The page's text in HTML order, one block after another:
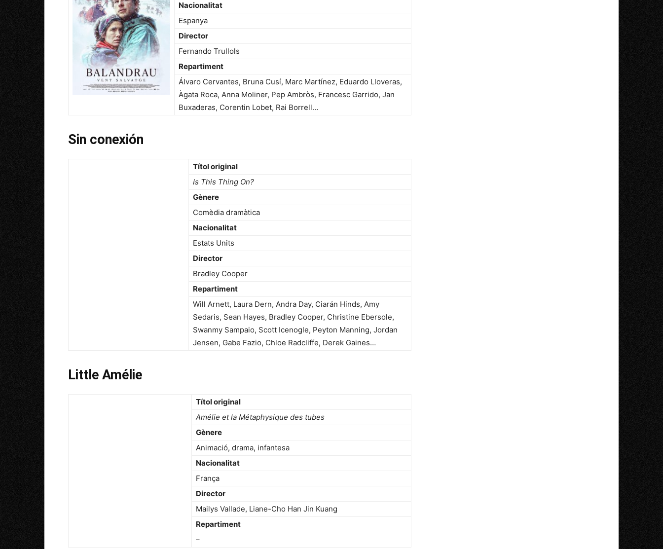
Nacionalitat
Espanya
Director
Fernando Trullols
Repartiment
Álvaro Cervantes, Bruna Cusí, Marc Martínez, Eduardo Lloveras,
Àgata Roca, Anna Moliner, Pep Ambròs, Francesc Garrido, Jan
Buxaderas, Corentin Lobet, Rai Borrell…
Sin conexión
Títol original
Is This Thing On?
Gènere
Comèdia dramàtica
Nacionalitat
Estats Units
Director
Bradley Cooper
Repartiment
Will Arnett, Laura Dern, Andra Day, Ciarán Hinds, Amy
Sedaris, Sean Hayes, Bradley Cooper, Christine Ebersole,
Swanmy Sampaio, Scott Icenogle, Peyton Manning, Jordan
Jensen, Gabe Fazio, Chloe Radcliffe, Derek Gaines…
Little Amélie
Títol original
Amélie et la Métaphysique des tubes
Gènere
Animació, drama, infantesa
Nacionalitat
França
Director
Mailys Vallade, Liane-Cho Han Jin Kuang
Repartiment
–